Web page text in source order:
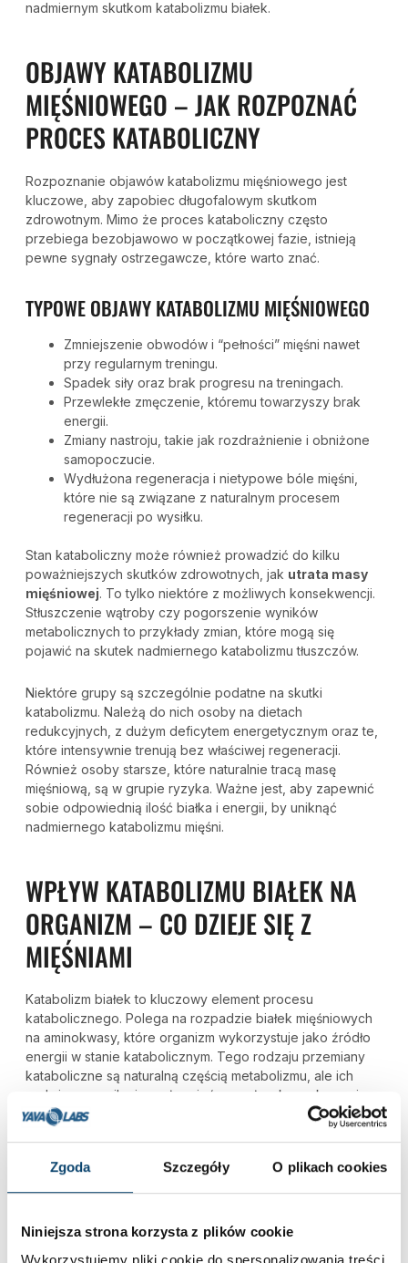
Zgoda Szczegóły O plikach cookies
Niniejsza strona korzysta z plików cookie
Wykorzystujemy pliki cookie do spersonalizowania treści
nadmiernym skutkom katabolizmu białek.
OBJAWY KATABOLIZMU
MIĘŚNIOWEGO – JAK ROZPOZNAĆ
PROCES KATABOLICZNY
Rozpoznanie objawów katabolizmu mięśniowego jest
kluczowe, aby zapobiec długofalowym skutkom
zdrowotnym. Mimo że proces kataboliczny często
przebiega bezobjawowo w początkowej fazie, istnieją
pewne sygnały ostrzegawcze, które warto znać.
TYPOWE OBJAWY KATABOLIZMU MIĘŚNIOWEGO
Zmniejszenie obwodów i “pełności” mięśni nawet
przy regularnym treningu.
Spadek siły oraz brak progresu na treningach.
Przewlekłe zmęczenie, któremu towarzyszy brak
energii.
Zmiany nastroju, takie jak rozdrażnienie i obniżone
samopoczucie.
Wydłużona regeneracja i nietypowe bóle mięśni,
które nie są związane z naturalnym procesem
regeneracji po wysiłku.
Stan kataboliczny może również prowadzić do kilku
poważniejszych skutków zdrowotnych, jak utrata masy
mięśniowej. To tylko niektóre z możliwych konsekwencji.
Stłuszczenie wątroby czy pogorszenie wyników
metabolicznych to przykłady zmian, które mogą się
pojawić na skutek nadmiernego katabolizmu tłuszczów.
Niektóre grupy są szczególnie podatne na skutki
katabolizmu. Należą do nich osoby na dietach
redukcyjnych, z dużym deficytem energetycznym oraz te,
które intensywnie trenują bez właściwej regeneracji.
Również osoby starsze, które naturalnie tracą masę
mięśniową, są w grupie ryzyka. Ważne jest, aby zapewnić
sobie odpowiednią ilość białka i energii, by uniknąć
nadmiernego katabolizmu mięśni.
WPŁYW KATABOLIZMU BIAŁEK NA
ORGANIZM – CO DZIEJE SIĘ Z
MIĘŚNIAMI
Katabolizm białek to kluczowy element procesu
katabolicznego. Polega na rozpadzie białek mięśniowych
na aminokwasy, które organizm wykorzystuje jako źródło
energii w stanie katabolicznym. Tego rodzaju przemiany
kataboliczne są naturalną częścią metabolizmu, ale ich
nadmierne nasilenie może mieć poważne konsekwencje
dla zdrowia.
kosztem masy mięśniowej. W krótkim okresie stan
kataboliczny prowadzi do zmniejszenia objętości mięśni i
stosunku do ich syntezy. Skutki te mogą być widoczne
nawet bez zmiany wagi ciała.